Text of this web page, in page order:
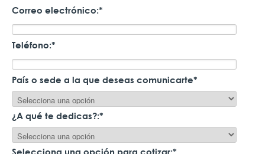
Correo electrónico:*
Teléfono:*
País o sede a la que deseas comunicarte*
¿A qué te dedicas?:*
Selecciona una opción para cotizar:*